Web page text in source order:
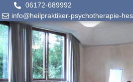
06172-689992
info@heilpraktiker-psychotherapie-